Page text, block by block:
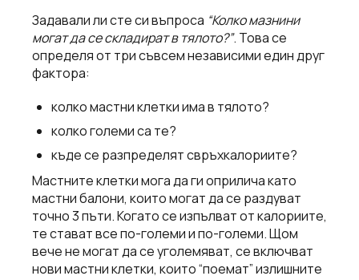
Задавали ли сте си въпроса “Колко мазнини
могат да се складират в тялото?”. Това се
определя от три съвсем независими един друг
фактора:
колко мастни клетки има в тялото?
колко големи са те?
къде се разпределят свръхкалориите?
Мастните клетки мога да ги оприлича като
мастни балони, които могат да се раздуват
точно 3 пъти. Когато се изпълват от калориите,
те стават все по-големи и по-големи. Щом
вече не могат да се уголемяват, се включват
нови мастни клетки, които “поемат” излишните